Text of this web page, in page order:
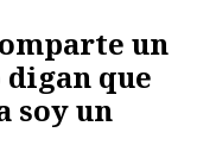
un
que
soy un